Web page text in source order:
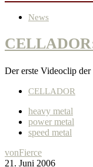
News
Der erste Videoclip
CELLADOR
heavy metal
power metal
speed metal
vonFierce
21. Juni 2006